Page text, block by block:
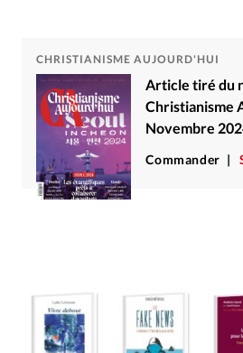
CHRISTIANISME AUJOURD'HUI
Article tiré du
Christianisme
Novembre
Commander